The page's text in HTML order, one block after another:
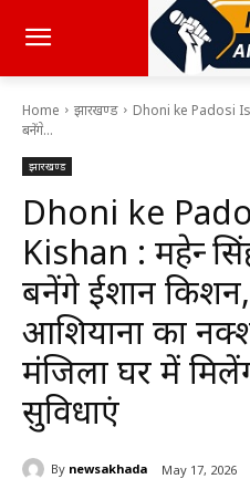
Home झारखण्ड
Dhoni ke Padosi
बनेंगे...
झारखण्ड
Dhoni ke
Kishan : महेन्द्र
बनेंगे ईशान
आशियाना का
मंजिला घर में
सुविधाएं
By newsakhada May 17, 2026